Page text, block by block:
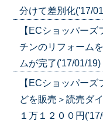
分けて差別化('17/
【ECショッパー
チンのリフォーム
ムが完了('17/01/19)
【ECショッパー
どを販売＞読売ダ
１万１２００円